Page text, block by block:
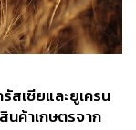
สเซียและยูเครน
นค้าเกษตรจาก